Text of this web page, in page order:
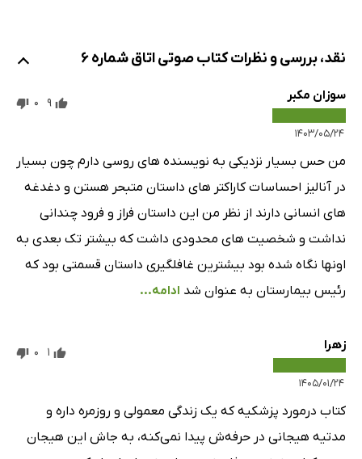
نقد، بررسی و نظرات کتاب صوتی اتاق شماره 6
سوزان مکبر
۱۴۰۳/۰۵/۲۴
9
0
من حس بسیار نزدیکی به نویسنده های روسی دارم چون بسیار
در آنالیز احساسات کاراکتر های داستان متبحر هستن و دغدغه
های انسانی دارند از نظر من این داستان فراز و فرود چندانی
نداشت و شخصیت های محدودی داشت که بیشتر تک بعدی به
اونها نگاه شده بود بیشترین غافلگیری داستان قسمتی بود که
رئیس بیمارستان به عنوان شد ادامه...
زهرا
۱۴۰۵/۰۱/۲۴
1
0
کتاب درمورد پزشکیه که یک زندگی معمولی و روزمره داره و
مدتیه هیجانی در حرفه‌ش پیدا نمی‌کنه، به جاش این هیجان